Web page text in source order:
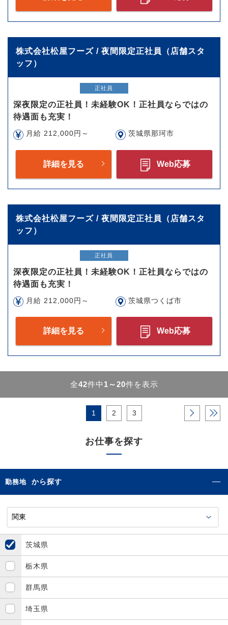
株式会社松屋フーズ / 夜間限定正社員（店舗スタ
ッフ）
正社員
深夜限定の正社員！未経験OK！正社員ならではの
待遇面も充実！
月給 212,000円～ 茨城県那珂市
詳細を見る Web応募
株式会社松屋フーズ / 夜間限定正社員（店舗スタ
ッフ）
正社員
深夜限定の正社員！未経験OK！正社員ならではの
待遇面も充実！
月給 212,000円～ 茨城県つくば市
詳細を見る Web応募
全42件中 1～20件を表示
1 2 3 › »
お仕事を探す
勤務地 から探す
茨城県
栃木県
群馬県
埼玉県